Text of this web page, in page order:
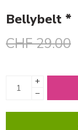
Bellybelt *
CHF29.00
+
−